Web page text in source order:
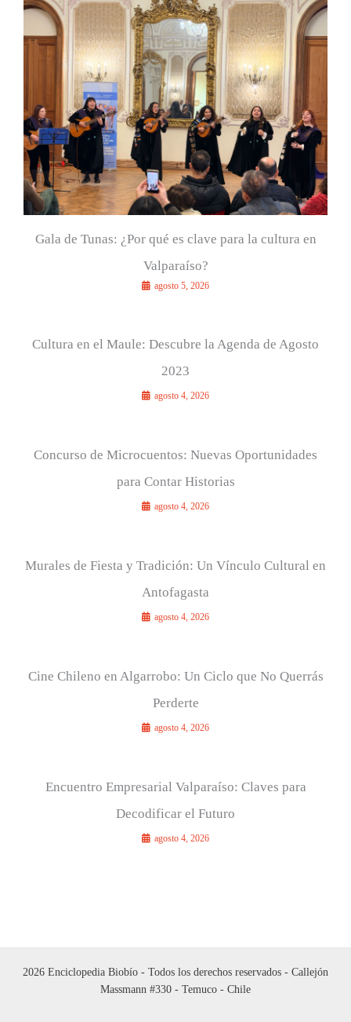
Gala de Tunas: ¿Por qué es clave para la cultura en
Valparaíso?
agosto 5, 2026
Cultura en el Maule: Descubre la Agenda de Agosto
2023
agosto 4, 2026
Concurso de Microcuentos: Nuevas Oportunidades
para Contar Historias
agosto 4, 2026
Murales de Fiesta y Tradición: Un Vínculo Cultural en
Antofagasta
agosto 4, 2026
Cine Chileno en Algarrobo: Un Ciclo que No Querrás
Perderte
agosto 4, 2026
Encuentro Empresarial Valparaíso: Claves para
Decodificar el Futuro
agosto 4, 2026
2026 Enciclopedia Biobío - Todos los derechos reservados - Callejón
Massmann #330 - Temuco - Chile